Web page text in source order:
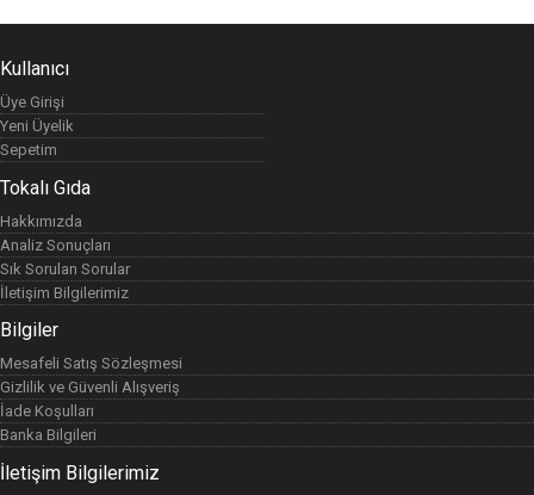
Kullanıcı
Üye Girişi
Yeni Üyelik
Sepetim
Tokalı Gıda
Hakkımızda
Analiz Sonuçları
Sık Sorulan Sorular
İletişim Bilgilerimiz
Bilgiler
Mesafeli Satış Sözleşmesi
Gizlilik ve Güvenli Alışveriş
İade Koşulları
Banka Bilgileri
İletişim Bilgilerimiz